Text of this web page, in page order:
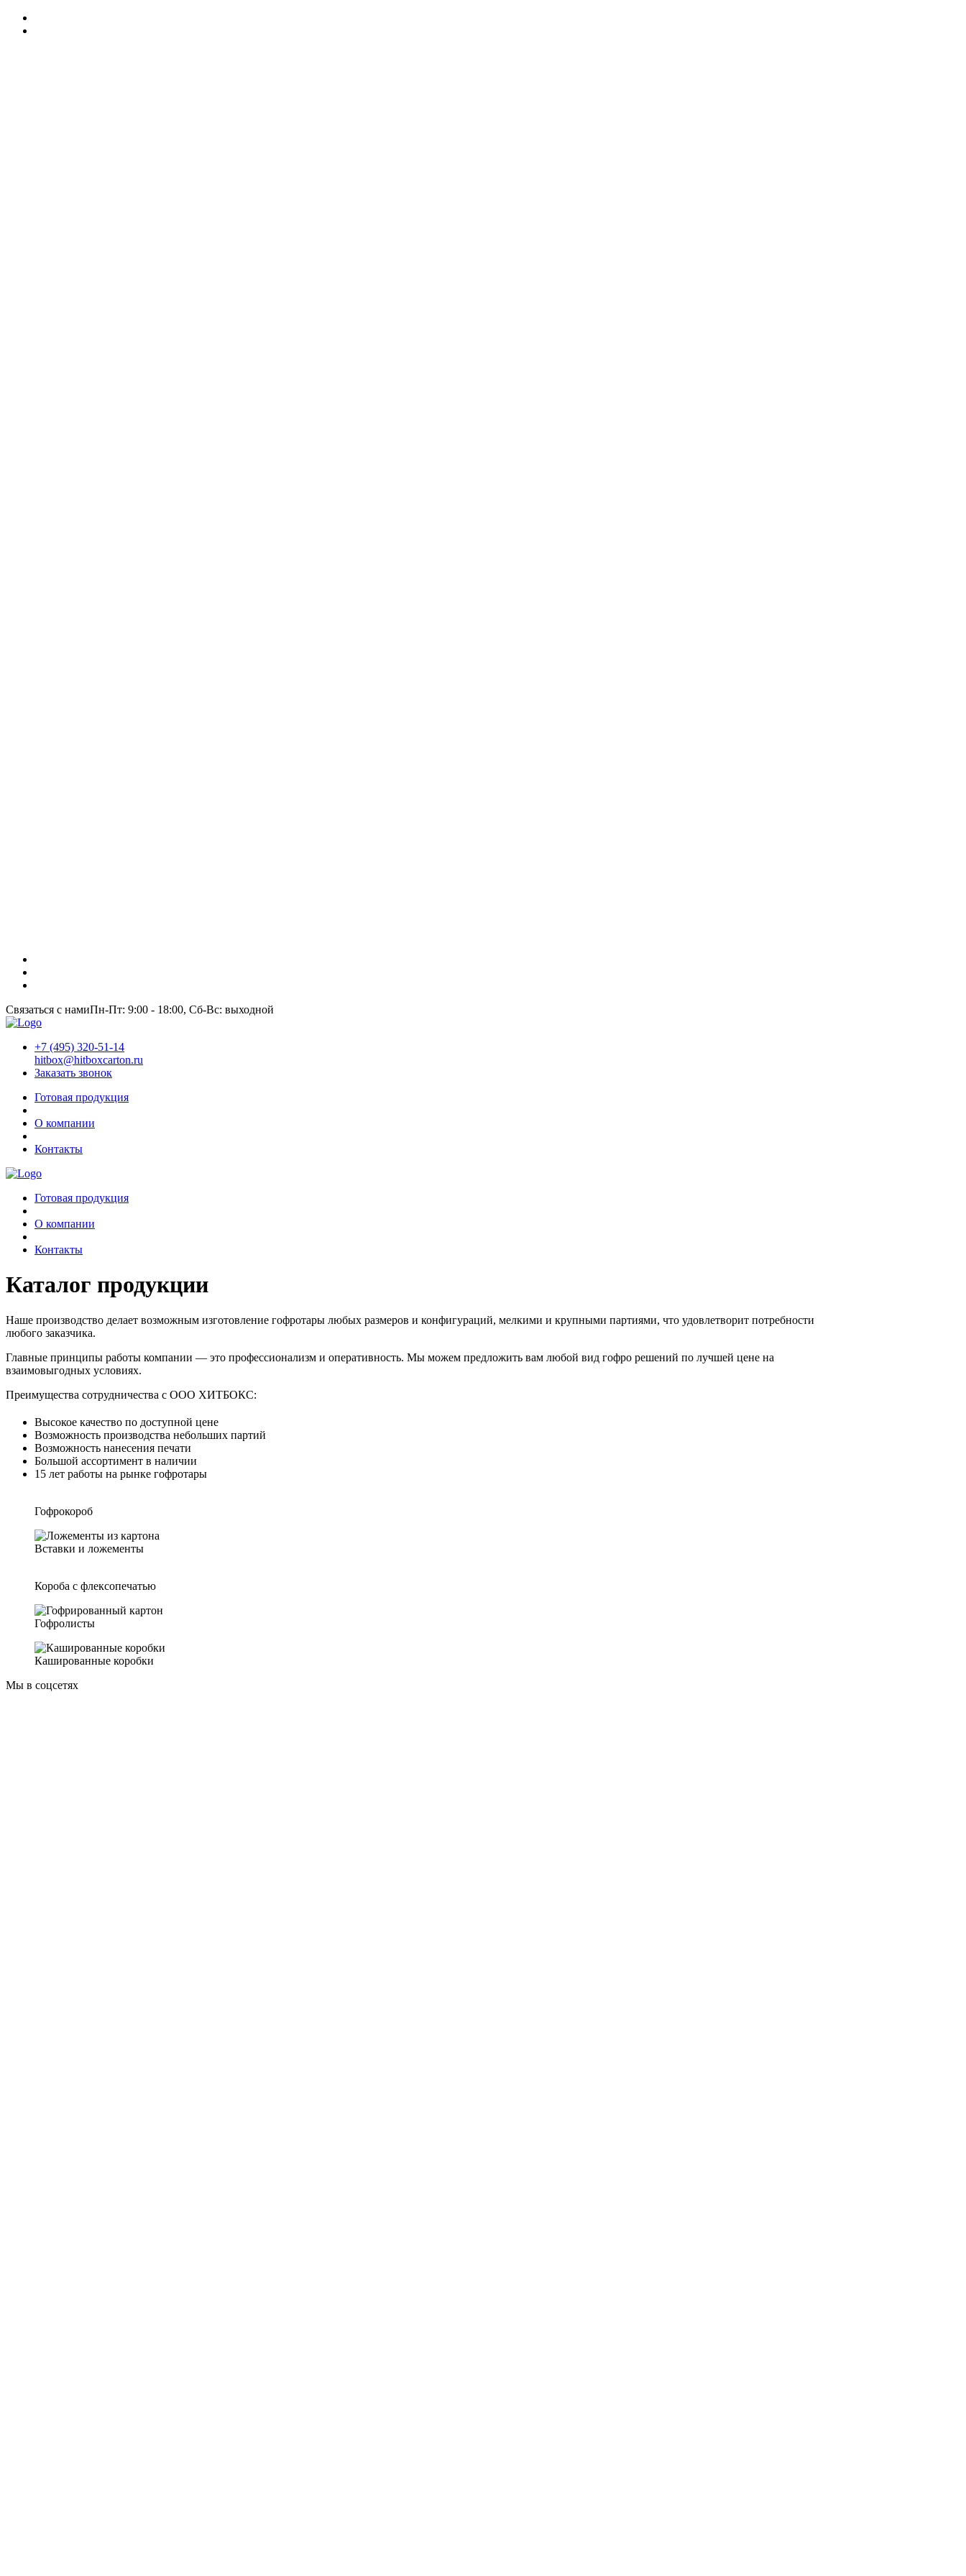
Связаться с намиПн-Пт: 9:00 - 18:00, Сб-Вс: выходной
+7 (495) 320-51-14
hitbox@hitboxcarton.ru
Заказать звонок
Готовая продукция
О компании
Контакты
Готовая продукция
О компании
Контакты
Каталог продукции
Наше производство делает возможным изготовление гофротары любых размеров и конфигураций, мелкими и крупными партиями, что удовлетворит потребности
любого заказчика.
Главные принципы работы компании — это профессионализм и оперативность. Мы можем предложить вам любой вид гофро решений по лучшей цене на
взаимовыгодных условиях.
Преимущества сотрудничества с ООО ХИТБОКС:
Высокое качество по доступной цене
Возможность производства небольших партий
Возможность нанесения печати
Большой ассортимент в наличии
15 лет работы на рынке гофротары
Гофрокороб
Вставки и ложементы
Короба с флексопечатью
Гофролисты
Кашированные коробки
Мы в соцсетях